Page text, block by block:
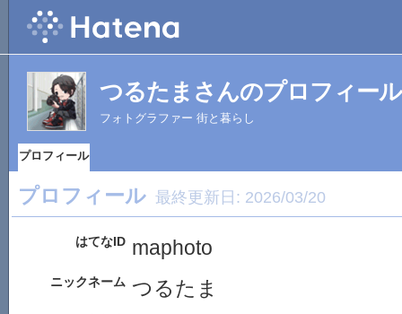
つるたまさんのプロフィール
フォトグラファー 街と暮らし
プロフィール
プロフィール 最終更新日: 2026/03/20
はてなID maphoto
ニックネーム つるたま